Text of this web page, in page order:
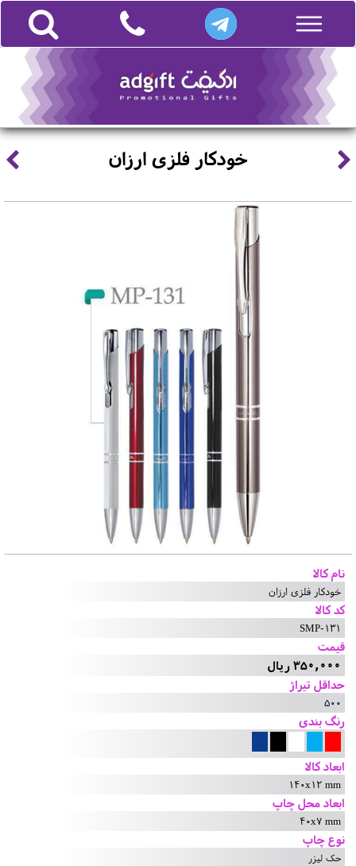
خودکار فلزی ارزان
نام کالا
خودکار فلزی ارزان
کد کالا
SMP-131
قیمت
350,000 ریال
حداقل تیراژ
500
رنگ بندی
ابعاد کالا
140x12 mm
ابعاد محل چاپ
40x7 mm
نوع چاپ
حک لیزر